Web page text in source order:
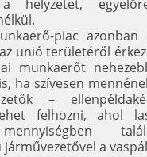
helyzetet,
piac azonban
unió területéről
munkaerőt
ha szívesen
–
felhozni, ahol
járművezetővel a